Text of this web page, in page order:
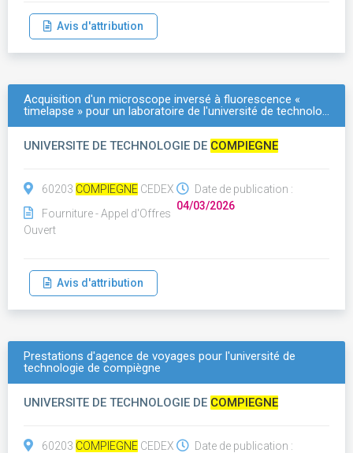
Avis d'attribution
Acquisition d'un microscope inversé à fluorescence «
timelapse » pour un laboratoire de l'université de technolo…
UNIVERSITE DE TECHNOLOGIE DE COMPIEGNE
60203 COMPIEGNE CEDEX
Fourniture - Appel d'Offres
Ouvert
Date de publication :
04/03/2026
Avis d'attribution
Prestations d'agence de voyages pour l'université de
technologie de compiègne
UNIVERSITE DE TECHNOLOGIE DE COMPIEGNE
60203 COMPIEGNE CEDEX
Date de publication :